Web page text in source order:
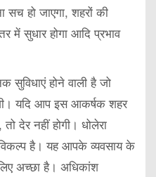
सच हो जाएगा, शहरों की
में सुधार होगा आदि प्रभाव
सुविधाएं होने वाली है जो
यदि आप इस आकर्षक शहर
देर नहीं होगी। धोलेरा
है। यह आपके व्यवसाय के
अच्छा है। अधिकांश